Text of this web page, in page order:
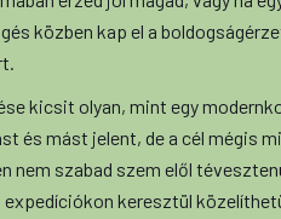
közben kap el a
kicsit olyan, mint egy
és mást jelent, de a cél mégis
nem szabad szem elől
keresztül